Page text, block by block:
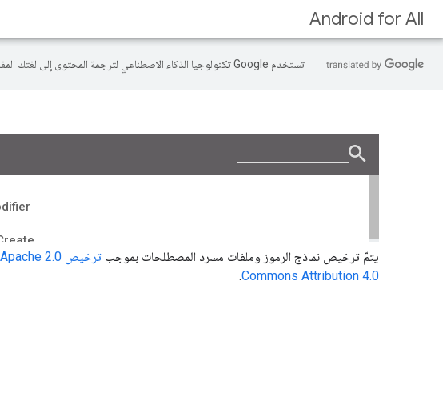
Android for All
تستخدم Google تكنولوجيا الذكاء الاصطناعي لترجمة المحتوى إلى لغتك المفضّلة، وقد تتضمّن بعض الأخطاء.
يتمّ ترخيص نماذج الرموز وملفات مسرد المصطلحات بموجب ترخيص Apache 2.0
Commons Attribution 4.0
.